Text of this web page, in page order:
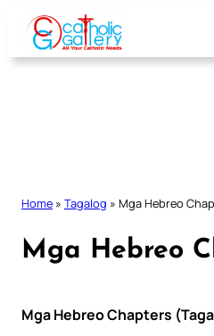
Skip
content
Home » Tagalog » Mga Hebreo
Mga Hebreo
Mga Hebreo Chapters